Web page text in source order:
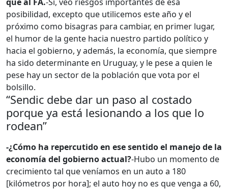
posibilidad, excepto que utilicemos este año y el
próximo como bisagras para cambiar, en primer lugar,
el humor de la gente hacia nuestro partido político y
hacia el gobierno, y además, la economía, que siempre
ha sido determinante en Uruguay, y le pese a quien le
pese hay un sector de la población que vota por el
bolsillo.
“Sendic debe dar un paso al costado
porque ya está lesionando a los que lo
rodean”
-¿Cómo ha repercutido en ese sentido el manejo de la
economía del gobierno actual?-Hubo un momento de
crecimiento tal que veníamos en un auto a 180
[kilómetros por hora]; el auto hoy no es que venga a 60,